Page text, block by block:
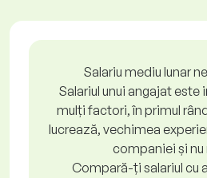
Salariu mediu lunar
Salariul unui angajat este
mulți factori, în primul
lucrează, vechimea
companiei și nu
Compară-ți salariul cu